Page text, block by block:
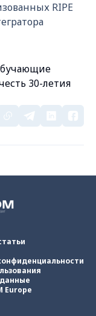
RIPE
30-летия
Europe